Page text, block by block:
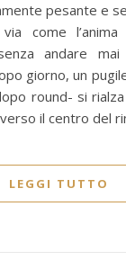
pesante e
come l’anima
andare
giorno, un
round- si
il centro del
LEGGI TUTTO